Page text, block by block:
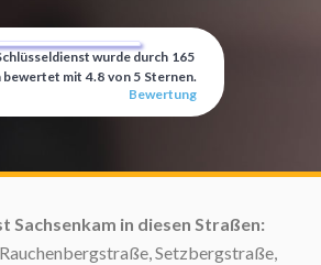
wurde durch 165
bewertet mit 4.8 von 5 Sternen.
Bewertung
Sachsenkam in diesen Straßen:
Setzbergstraße,